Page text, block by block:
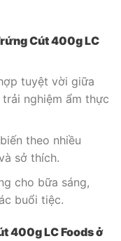
Cút 400g LC
tuyệt vời giữa
nghiệm ẩm thực
theo nhiều
sở thích.
cho bữa sáng,
buổi tiệc.
400g LC Foods ở